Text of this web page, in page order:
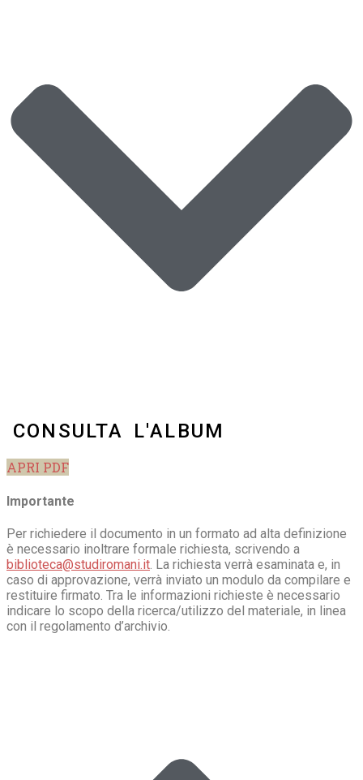
CONSULTA L'ALBUM
APRI PDF
Importante
Per richiedere il documento in un formato ad alta definizione
è necessario inoltrare formale richiesta, scrivendo a
biblioteca@studiromani.it. La richiesta verrà esaminata e, in
caso di approvazione, verrà inviato un modulo da compilare e
restituire firmato. Tra le informazioni richieste è necessario
indicare lo scopo della ricerca/utilizzo del materiale, in linea
con il regolamento d’archivio.